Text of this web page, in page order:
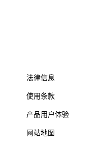
法律信息
使用条款
产品用户体验
网站地图